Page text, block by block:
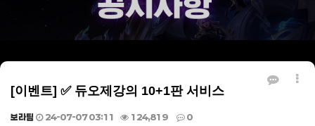
[이벤트] ✅ 듀오제강의 10+1판 서비스
보라팀 24-07-07 03:11 124,819 0